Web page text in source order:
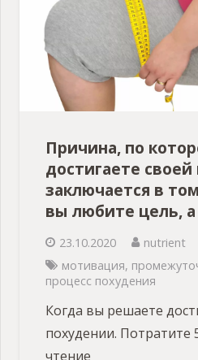
Причина, по
достигаете
заключается в
вы любите цель, а
23.10.2020
nutrient
мотивация,
процесс похудения
Когда вы решаете
похудении. Потратите
чтение